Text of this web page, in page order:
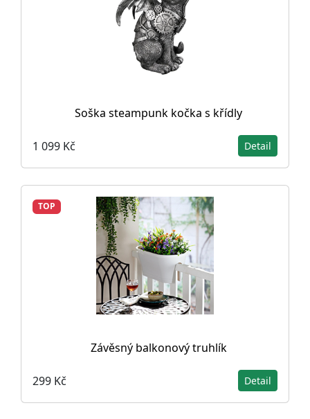
Soška steampunk kočka s křídly
1 099 Kč Detail
TOP
Závěsný balkonový truhlík
299 Kč Detail